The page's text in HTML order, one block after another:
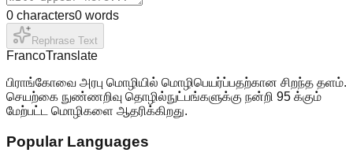
0 characters0 words
Rephrase Text
FrancoTranslate
பிராங்கோவை அரபு மொழியில் மொழிபெயர்ப்பதற்கான சிறந்த தளம்.
செயற்கை நுண்ணறிவு தொழில்நுட்பங்களுக்கு நன்றி 95 க்கும்
மேற்பட்ட மொழிகளை ஆதரிக்கிறது.
Popular Languages